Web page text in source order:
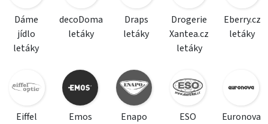
Dáme
jídlo
letáky
decoDoma
letáky
Draps
letáky
Drogerie
Xantea.cz
letáky
Eberry.cz
letáky
Eiffel
Emos
Enapo
ESO
Euronova